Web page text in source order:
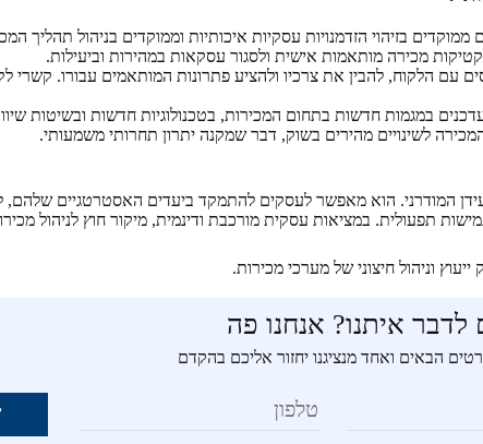
בזיהוי הזדמנויות עסקיות איכותיות וממוקדים בניהול תהליך
מכירה מותאמות אישית ולסגור עסקאות במהירות וביעילות.
עם הלקוח, להבין את צרכיו ולהציע פתרונות המותאמים עבורו. קשרי
במגמות חדשות בתחום המכירות, בטכנולוגיות חדשות ובשיטות
לשינויים מהירים בשוק, דבר שמקנה יתרון תחרותי משמעותי.
המודרני. הוא מאפשר לעסקים להתמקד ביעדים האסטרטגיים שלהם,
תפעולית. במציאות עסקית מורכבת ודינמית, מיקור חוץ לניהול
וניהול חיצוני של מערכי מכירות.
לדבר איתנו? אנחנו פה
הבאים ואחד מנציגנו יחזור אליכם בהקדם